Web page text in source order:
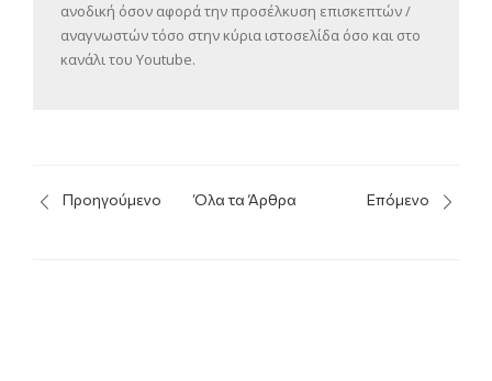
ανοδική όσον αφορά την προσέλκυση επισκεπτών /
αναγνωστών τόσο στην κύρια ιστοσελίδα όσο και στο
κανάλι του Youtube.
Προηγούμενο Όλα τα Άρθρα Επόμενο